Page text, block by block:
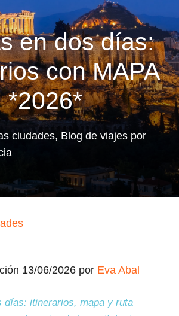
en dos días:
con MAPA
*2026*
ciudades, Blog de viajes por
13/06/2026 por Eva Abal
días: itinerarios, mapa y ruta